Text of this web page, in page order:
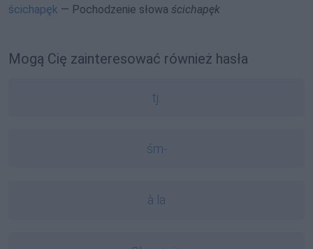
ścichapęk — Pochodzenie słowa ścichapęk
Mogą Cię zainteresować również hasła
tj.
śm-
à la